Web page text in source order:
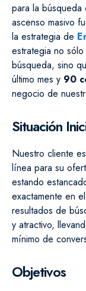
para la búsqueda
ascenso masivo
la estrategia de
estrategia no
búsqueda, sino
último mes y 90
negocio de
Situación
Nuestro cliente
línea para su
estando
exactamente en
resultados de
y atractivo,
mínimo de
Objetivos